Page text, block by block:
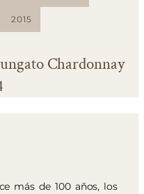
2015
Chardonnay
más de 100 años, los